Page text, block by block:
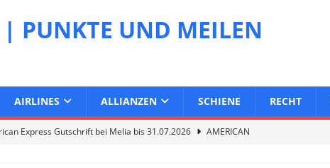
PUNKTE UND MEILEN
AIRLINES ALLIANZEN SCHIENE RECHT
Express Gutschrift bei Melia bis 31.07.2026
AMERICAN